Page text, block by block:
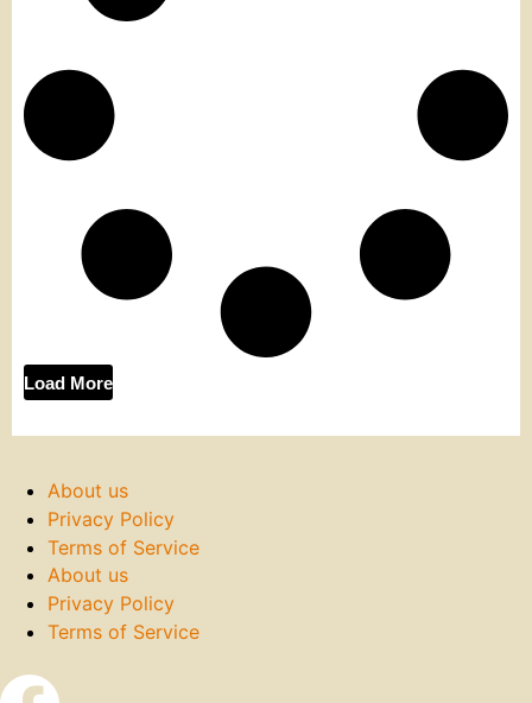
Load More
About us
Privacy Policy
Terms of Service
About us
Privacy Policy
Terms of Service